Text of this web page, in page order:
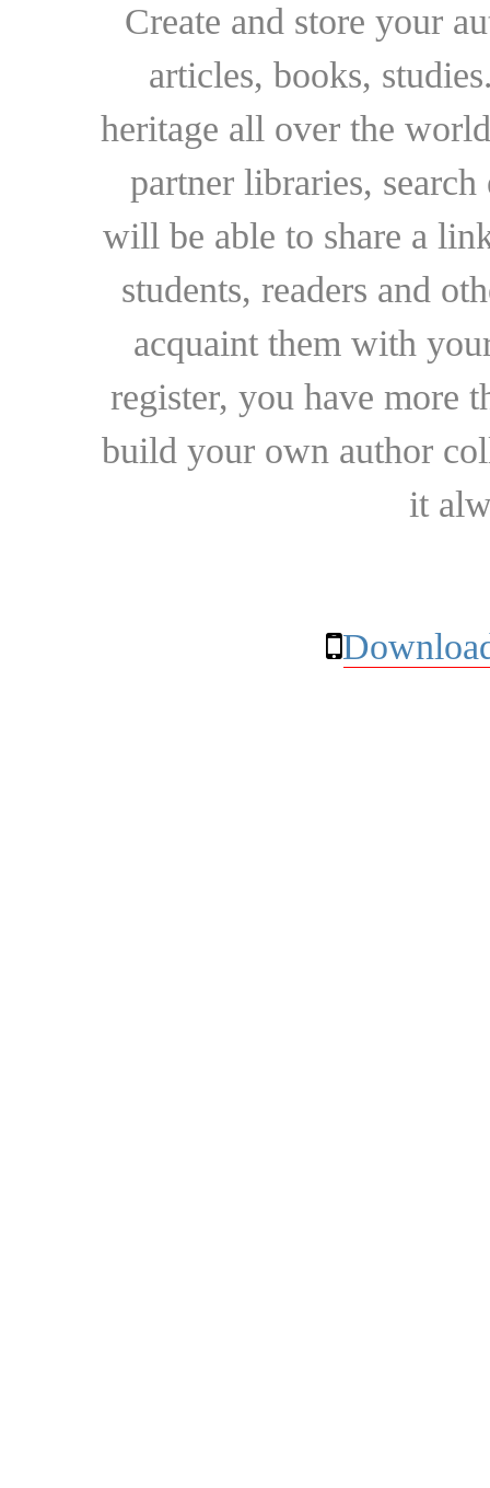
Create and store your
articles, books,
heritage all over the
partner libraries,
will be able to share a
students, readers and
acquaint them with
register, you have more
build your own author
it